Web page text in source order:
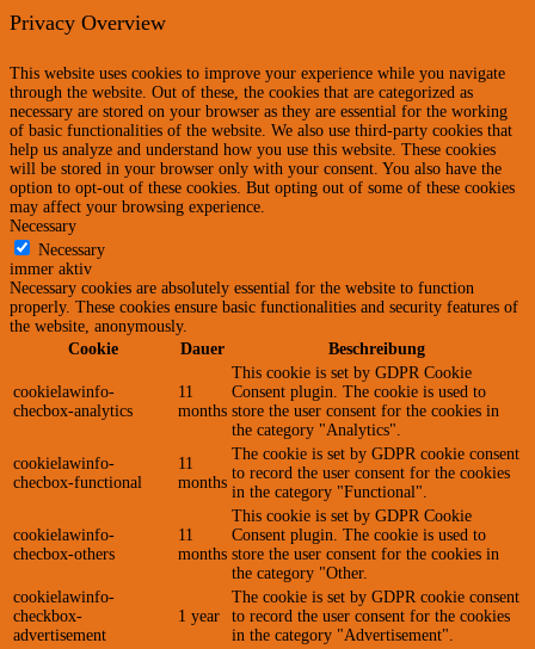
Privacy Overview
This website uses cookies to improve your experience while you navigate
through the website. Out of these, the cookies that are categorized as
necessary are stored on your browser as they are essential for the working
of basic functionalities of the website. We also use third-party cookies that
help us analyze and understand how you use this website. These cookies
will be stored in your browser only with your consent. You also have the
option to opt-out of these cookies. But opting out of some of these cookies
may affect your browsing experience.
Necessary
Necessary
immer aktiv
Necessary cookies are absolutely essential for the website to function
properly. These cookies ensure basic functionalities and security features of
the website, anonymously.
Cookie
Dauer Beschreibung
cookielawinfo-
checbox-analytics
11
months
This cookie is set by GDPR Cookie
Consent plugin. The cookie is used to
store the user consent for the cookies in
the category "Analytics".
cookielawinfo-
checbox-functional
11
months
The cookie is set by GDPR cookie consent
to record the user consent for the cookies
in the category "Functional".
cookielawinfo-
checbox-others
11
months
This cookie is set by GDPR Cookie
Consent plugin. The cookie is used to
store the user consent for the cookies in
the category "Other.
cookielawinfo-
checkbox-
advertisement
1 year
The cookie is set by GDPR cookie consent
to record the user consent for the cookies
in the category "Advertisement".